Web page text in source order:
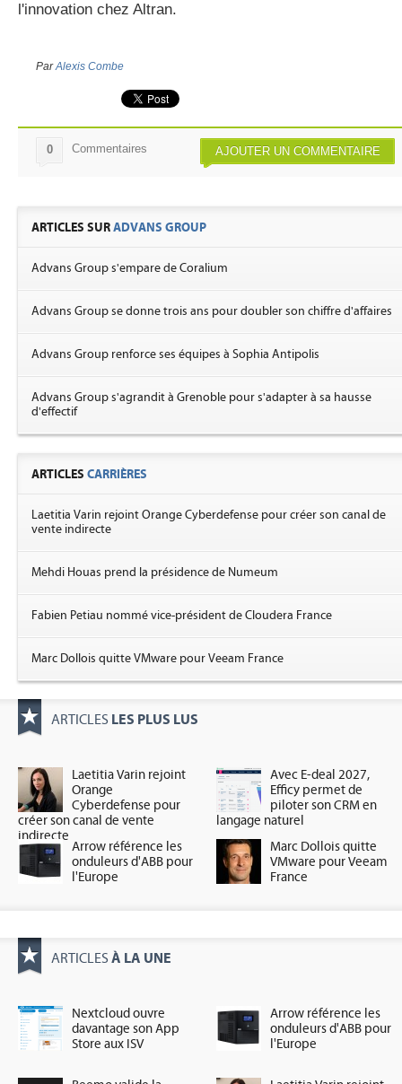
l'innovation chez Altran.
ParAlexis Combe
AJOUTER UN COMMENTAIRE
0 Commentaires
ARTICLES SURADVANS GROUP
Advans Group s'empare de Coralium
Advans Group se donne trois ans pour doubler son chiffre d'affaires
Advans Group renforce ses équipes à Sophia Antipolis
Advans Group s'agrandit à Grenoble pour s'adapter à sa hausse
d'effectif
ARTICLES CARRIÈRES
Laetitia Varin rejoint Orange Cyberdefense pour créer son canal de
vente indirecte
Mehdi Houas prend la présidence de Numeum
Fabien Petiau nommé vice-président de Cloudera France
Marc Dollois quitte VMware pour Veeam France
ARTICLES LES PLUS LUS
Laetitia Varin rejoint
Orange
Cyberdefense pour
créer son canal de vente
indirecte
Avec E-deal 2027,
Efficy permet de
piloter son CRM en
langage naturel
Arrow référence les
onduleurs d'ABB pour
l'Europe
Marc Dollois quitte
VMware pour Veeam
France
ARTICLES À LA UNE
Nextcloud ouvre
davantage son App
Store aux ISV
Arrow référence les
onduleurs d'ABB pour
l'Europe